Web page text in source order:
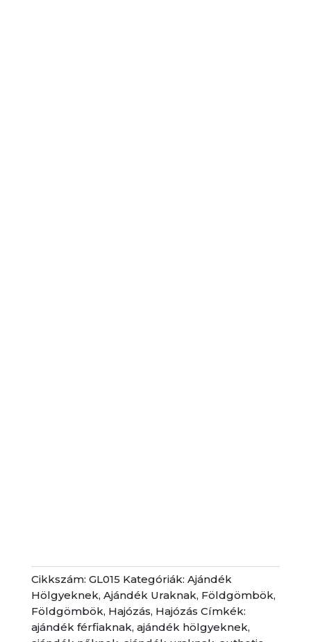
Cikkszám: GL015 Kategóriák: Ajándék
Hölgyeknek, Ajándék Uraknak, Földgömbök,
Földgömbök, Hajózás, Hajózás Címkék:
ajándék férfiaknak, ajándék hölgyeknek,